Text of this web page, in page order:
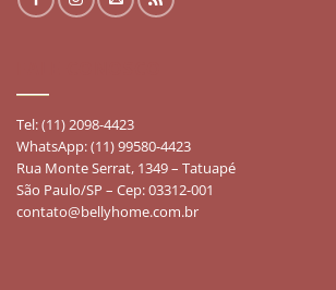
Tel: (11) 2098-4423
WhatsApp: (11) 99580-4423
Rua Monte Serrat, 1349 – Tatuapé
São Paulo/SP – Cep: 03312-001
contato@bellyhome.com.br